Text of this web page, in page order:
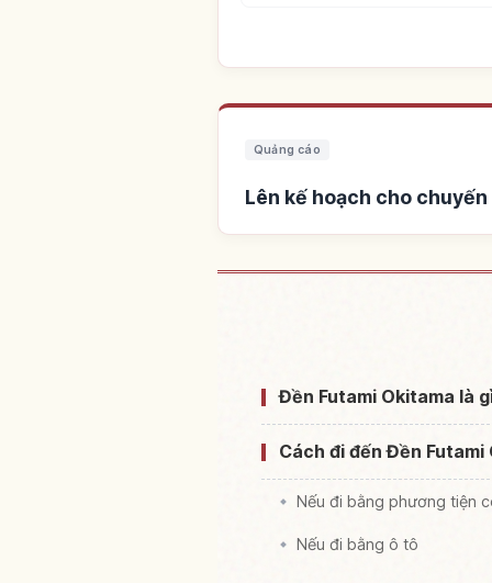
Quảng cáo
Lên kế hoạch cho
Đền Futami Okitama là
Cách đi đến Đền Futami
Nếu đi bằng phương tiện
Nếu đi bằng ô tô